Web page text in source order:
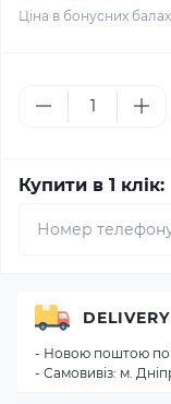
Ціна в бонусних
Купити в 1 клік:
DELIVERY
- Новою поштою по
- Самовивіз: м.